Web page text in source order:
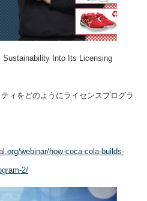
Sustainability Into Its Licensing
ィをどのようにライセンスプログラ
webinar/how-coca-cola-builds-
2/